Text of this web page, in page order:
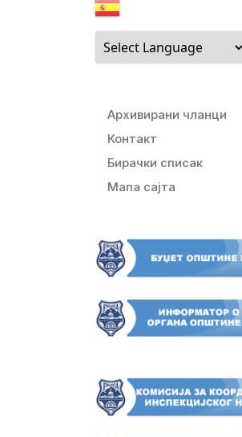
Архивирани чланци
Контакт
Бирачки списак
Мапа сајта